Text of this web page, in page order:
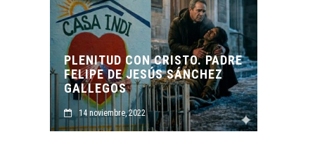
CON CRISTO. PADRE
DE JESÚS SÁNCHEZ
ORIGEN Y
CASA INDI
14 noviembre, 2022